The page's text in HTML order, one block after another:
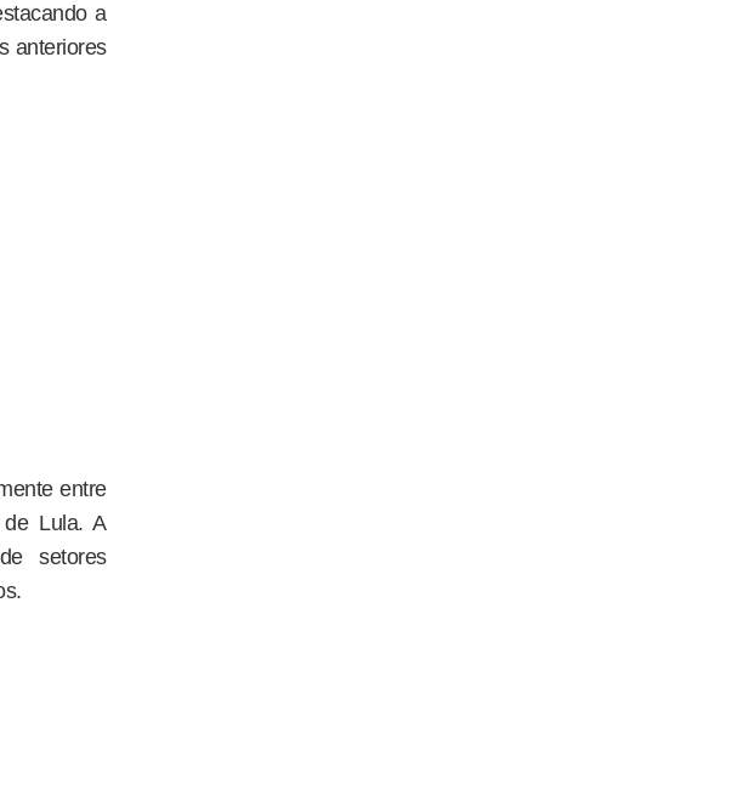
a
anteriores
entre
de Lula. A
setores